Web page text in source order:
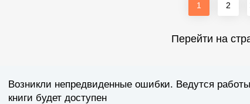
1 2
Перейти на
Возникли непредвиденные ошибки. Ведутся
книги будет доступен